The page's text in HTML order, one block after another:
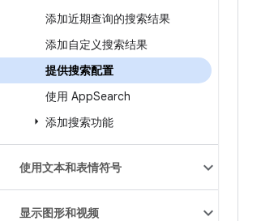
添加近期查询的搜索结果
添加自定义搜索结果
提供搜索配置
使用 AppSearch
添加搜索功能
使用文本和表情符号
显示图形和视频